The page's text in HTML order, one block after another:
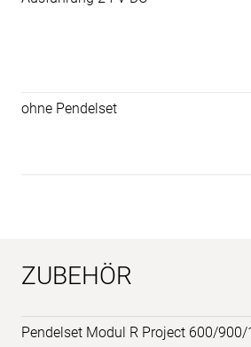
ohne Pendelset
ZUBEHÖR
Pendelset Modul R Project 600/900/